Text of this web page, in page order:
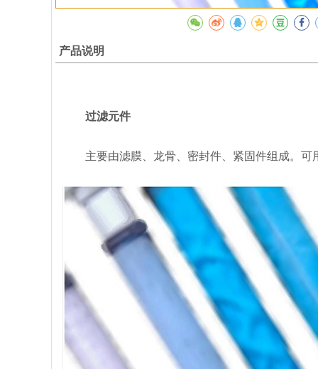
产品说明
过滤元件
主要由滤膜、龙骨、密封件、紧固件组成。可